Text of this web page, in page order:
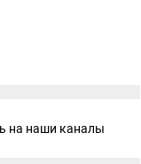
на наши каналы